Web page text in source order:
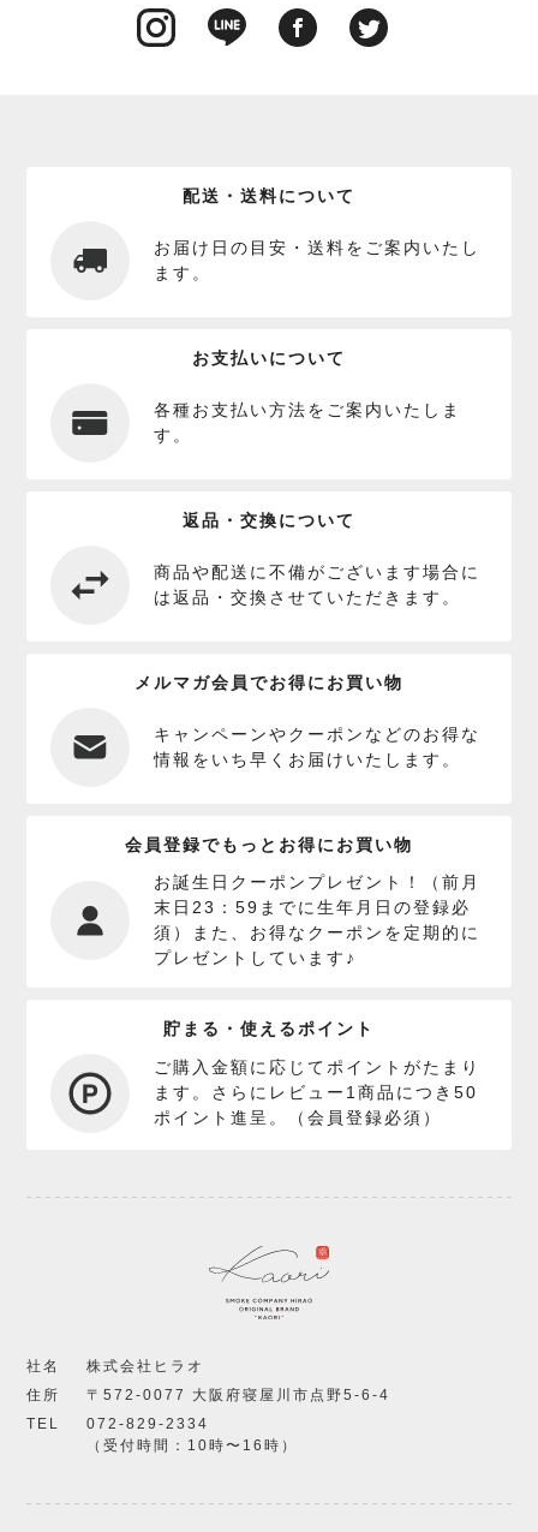
配送・送料について
お届け日の目安・送料をご案内いたし
ます。
お支払いについて
各種お支払い方法をご案内いたしま
す。
返品・交換について
商品や配送に不備がございます場合に
は返品・交換させていただきます。
メルマガ会員でお得にお買い物
キャンペーンやクーポンなどのお得な
情報をいち早くお届けいたします。
会員登録でもっとお得にお買い物
お誕生日クーポンプレゼント！（前月
末日23：59までに生年月日の登録必
須）また、お得なクーポンを定期的に
プレゼントしています♪
貯まる・使えるポイント
ご購入金額に応じてポイントがたまり
ます。さらにレビュー1商品につき50
ポイント進呈。（会員登録必須）
社名
株式会社ヒラオ
住所
〒572-0077 大阪府寝屋川市点野5-6-4
TEL
072-829-2334
（受付時間：10時〜16時）